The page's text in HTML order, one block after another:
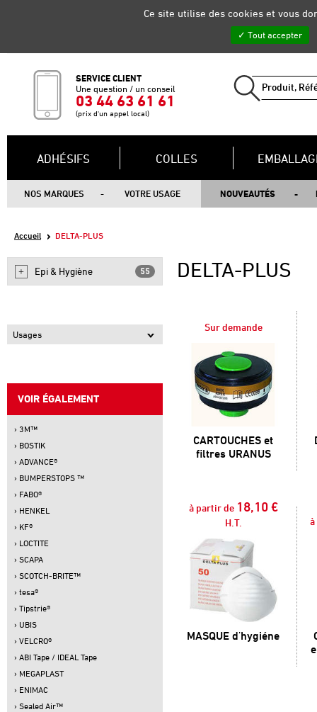
SERVICE CLIENT
Une question / un conseil
03 44 63 61 61
(prix d'un appel local)
ADHÉSIFS COLLES
NOS MARQUES VOTRE USAGE NOUVEAUTÉS
Accueil DELTA-PLUS
Epi & Hygiène 55
Usages
VOIR ÉGALEMENT
› 3M™
› BOSTIK
› ADVANCE®
› BUMPERSTOPS ™
› FABO®
› HENKEL
› KF®
› LOCTITE
› SCAPA
› SCOTCH-BRITE™
› tesa®
› Tipstrie®
› UBIS
› VELCRO®
› ABI Tape / IDEAL Tape
› MEGAPLAST
› ENIMAC
› Sealed Air™
DELTA-PLUS
Sur demande
CARTOUCHES et
filtres URANUS
à partir de 18,10 €
H.T.
MASQUE d'hygiéne
Ce site utilise des cookies et vous
Tout accepter